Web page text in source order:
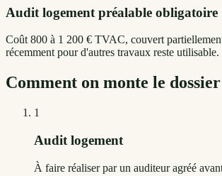
Audit logement préalable obligatoire
Coût 800 à 1 200 € TVAC, couvert
récemment pour d'autres travaux reste utilisable.
Comment on monte le
1
Audit logement
À faire réaliser par un auditeur agréé